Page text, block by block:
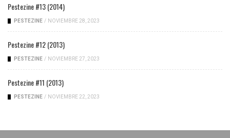
Pestezine #13 (2014)
PESTEZINE / NOVIEMBRE 28, 2023
Pestezine #12 (2013)
PESTEZINE / NOVIEMBRE 27, 2023
Pestezine #11 (2013)
PESTEZINE / NOVIEMBRE 22, 2023